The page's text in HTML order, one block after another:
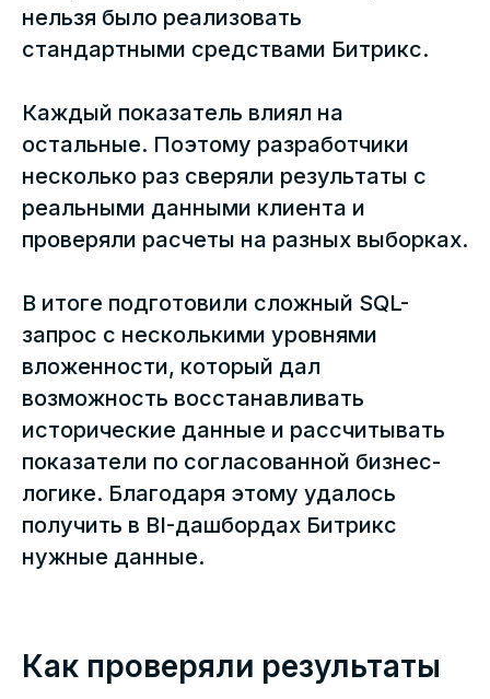
нельзя было реализовать
стандартными средствами Битрикс.
Каждый показатель влиял на
остальные. Поэтому разработчики
несколько раз сверяли результаты с
реальными данными клиента и
проверяли расчеты на разных выборках.
В итоге подготовили сложный SQL-
запрос с несколькими уровнями
вложенности, который дал
возможность восстанавливать
исторические данные и рассчитывать
показатели по согласованной бизнес-
логике. Благодаря этому удалось
получить в BI-дашбордах Битрикс
нужные данные.
Как проверяли результаты